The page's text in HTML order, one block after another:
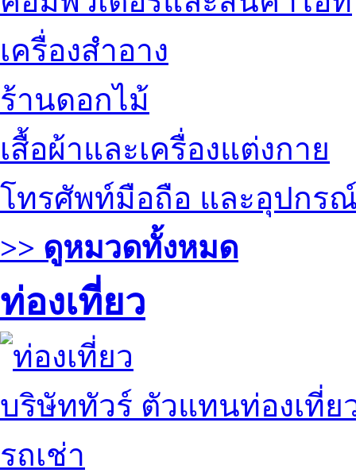
เครื่องสำอาง
ร้านดอกไม้
เสื้อผ้าและเครื่องแต่งกาย
โทรศัพท์มือถือ และอุปกร
>> ดูหมวดทั้งหมด
ท่องเที่ยว
บริษัททัวร์ ตัวแทนท่องเที่ย
รถเช่า